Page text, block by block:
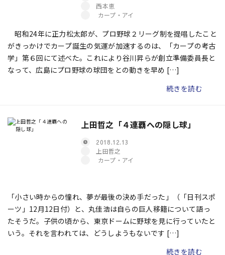
西本恵
カープ・アイ
昭和24年に正力松太郎が、プロ野球２リーグ制を提唱したこと
がきっかけでカープ誕生の気運が加速するのは、「カープの考古
学」第６回にて述べた。これにより谷川昇らが創立準備委員長と
なって、広島にプロ野球の球団をとの動きを早め […]
続きを読む
上田哲之「４連覇への隠し球」
2018.12.13
上田哲之
カープ・アイ
「小さい時からの憧れ、夢が最後の決め手だった」（「日刊スポ
ーツ」12月12日付）と、丸佳浩は自らの巨人移籍について語っ
たそうだ。子供の頃から、東京ドームに野球を見に行っていたと
いう。それを言われては、どうしようもないです […]
続きを読む